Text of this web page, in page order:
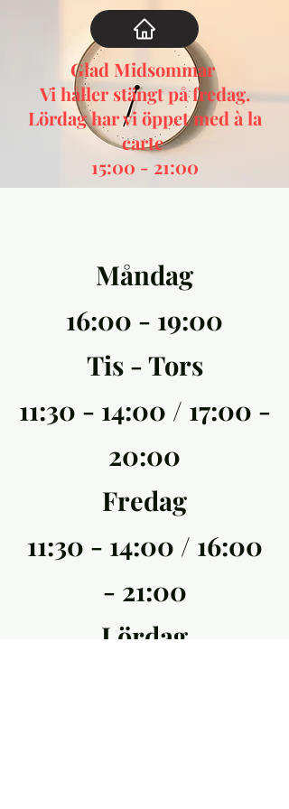
Glad Midsommar
Vi håller stängt på fredag.
Lördag har vi öppet med à la
carte
15:00 - 21:00
Måndag
16:00 - 19:00
Tis - Tors
11:30 - 14:00 / 17:00 -
20:00
Fredag
11:30 - 14:00 / 16:00
- 21:00
Lördag